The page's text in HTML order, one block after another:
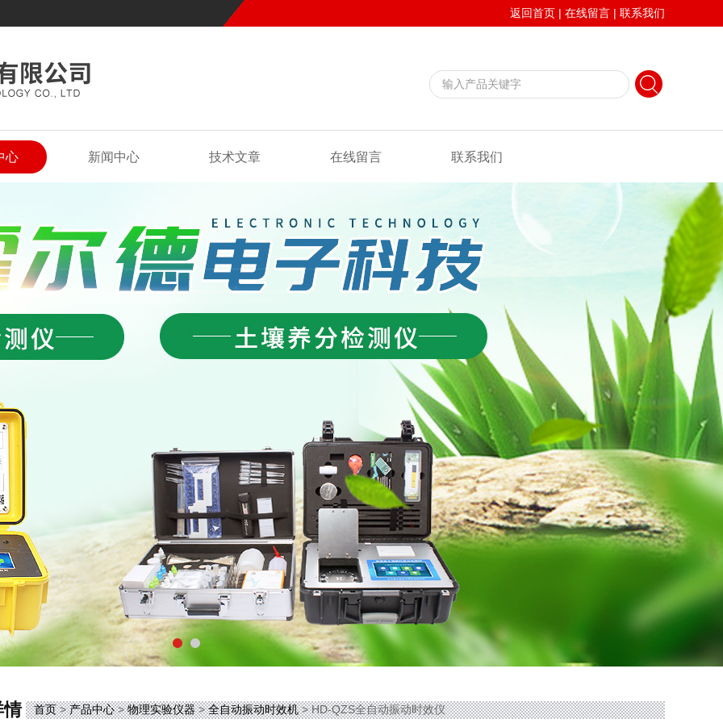
返回首页 | 在线留言 | 联系我们
心 新闻中心 技术文章 在线留言 联系我们
情 首页>产品中心>物理实验仪器>全自动振动时效机> HD-QZS全自动振动时效仪